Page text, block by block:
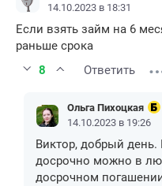
14.10.2023 в 18:31
Если взять займ на 6
раньше срока
8
Ответить
Ольга Пихоцкая
14.10.2023 в 19:26
Виктор, добрый день.
досрочно можно в
досрочном